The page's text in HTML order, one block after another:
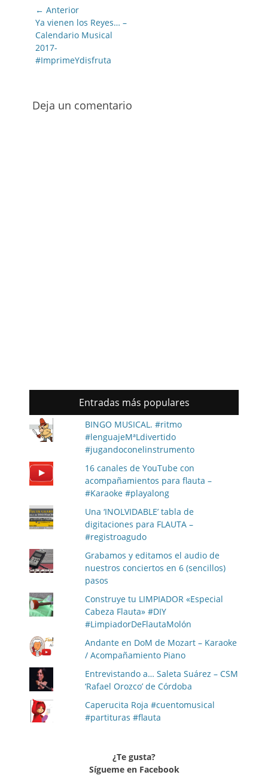
Navegación
de
entradas
← Anterior
Entrada
anterior:
Ya vienen los Reyes… –
Calendario Musical
2017-
#ImprimeYdisfruta
Deja un comentario
Entradas más populares
BINGO MUSICAL. #ritmo
#lenguajeMªLdivertido
#jugandoconelinstrumento
16 canales de YouTube con
acompañamientos para flauta –
#Karaoke #playalong
Una ‘INOLVIDABLE’ tabla de
digitaciones para FLAUTA –
#registroagudo
Grabamos y editamos el audio de
nuestros conciertos en 6 (sencillos)
pasos
Construye tu LIMPIADOR «Especial
Cabeza Flauta» #DIY
#LimpiadorDeFlautaMolón
Andante en DoM de Mozart – Karaoke
/ Acompañamiento Piano
Entrevistando a… Saleta Suárez – CSM
‘Rafael Orozco’ de Córdoba
Caperucita Roja #cuentomusical
#partituras #flauta
¿Te gusta?
Sígueme en Facebook